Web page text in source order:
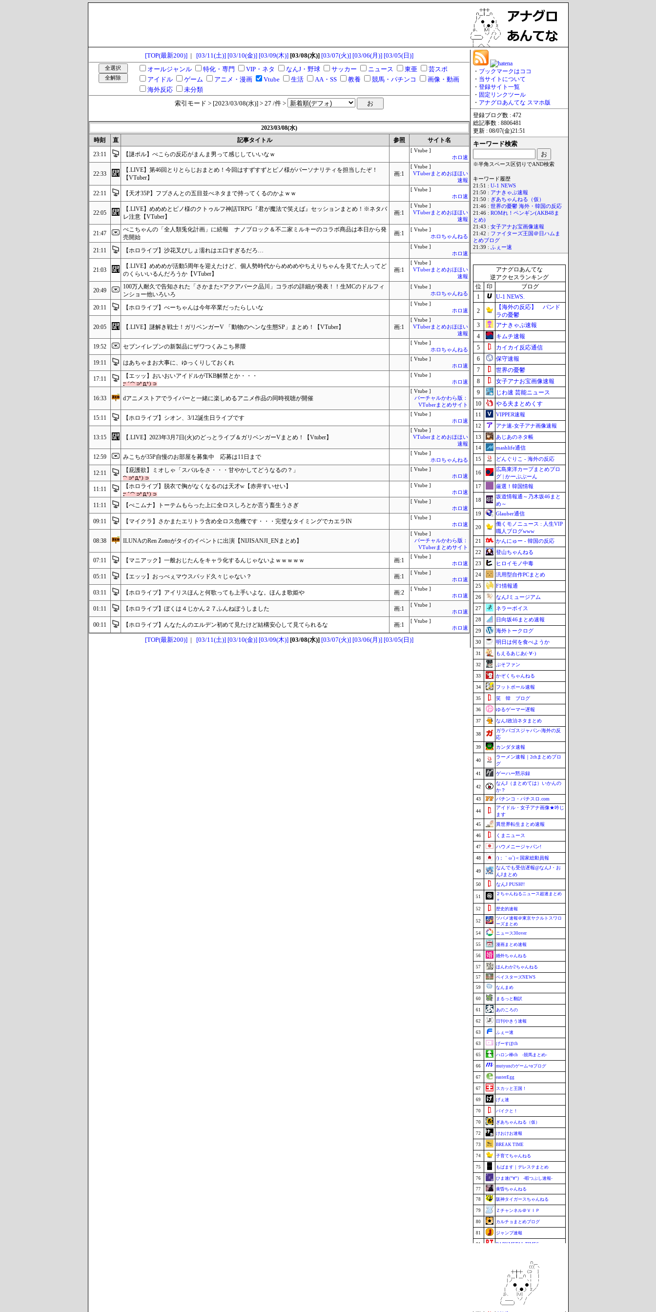
[TOP(最新200)]| [03/11(土)] [03/10(金)] [03/09(木)] [03/08(水)] [03/07(火)] [03/06(月)] [03/05(日)]
オールジャンル
特化・専門 VIP・ネタ なんJ・野球 サッカー ニュース 東亜
芸スポ
アイドル
ゲーム アニメ・漫画 Vtube 生活 AA・SS 教養 競馬・パチンコ
画像・動画
海外反応
未分類
索引モード > [2023/03/08(水)] > 27 /件 >
2023/03/08(水)
時刻
直 記事タイトル 参照 サイト名
23:11 【謎ポル】ぺこらの反応がまんま男って感じしていいなｗ
[ Vtube ]
ホロ速
22:33
【.LIVE】第46回とりとらじおまとめ！今回はすずすずとピノ様がパーソナリティを担当したぞ！
【VTuber】
画:1
[ Vtube ]
VTuberまとめおほほい
速報
22:11 【天才35P】フブさんとの五目並べネタまで持ってくるのかよｗｗ
[ Vtube ]
ホロ速
22:05
【.LIVE】めめめとピノ様のクトゥルフ神話TRPG『君が魔法で笑えば』セッションまとめ！※ネタバ
レ注意【VTuber】
画:1
[ Vtube ]
VTuberまとめおほほい
速報
21:47
ぺこちゃんの「全人類兎化計画」に続報 ナノブロック＆不二家ミルキーのコラボ商品は本日から発
売開始
画:1
[ Vtube ]
ホロちゃんねる
21:11 【ホロライブ】沙花叉びしょ濡れはエ口すぎるだろ…
[ Vtube ]
ホロ速
21:03
【.LIVE】めめめが活動5周年を迎えたけど、個人勢時代からめめめやちえりちゃんを見てた人ってど
のくらいいるんだろうか【VTuber】
画:1
[ Vtube ]
VTuberまとめおほほい
速報
20:49
100万人耐久で告知された「さかまた×アクアパーク品川」コラボの詳細が発表！！生MCのドルフィ
ンショー他いろいろ
[ Vtube ]
ホロちゃんねる
20:11 【ホロライブ】べーちゃんは今年卒業だったらしいな
[ Vtube ]
ホロ速
20:05 【.LIVE】謎解き戦士！ガリベンガーV 「動物のヘンな生態SP」まとめ！【VTuber】 画:1
[ Vtube ]
VTuberまとめおほほい
速報
19:52 セブンイレブンの新製品にザワつくみこち界隈
[ Vtube ]
ホロちゃんねる
19:11 はあちゃまお大事に、ゆっくりしておくれ
[ Vtube ]
ホロ速
17:11 【エッッ】おいおいアイドルがTKB解禁とか・・・
[ Vtube ]
ホロ速
16:33 dアニメストアでライバーと一緒に楽しめるアニメ作品の同時視聴が開催
[ Vtube ]
バーチャルかわら版：
VTuberまとめサイト
15:11 【ホロライブ】シオン、3/12誕生日ライブです
[ Vtube ]
ホロ速
13:15 【.LIVE】2023年3月7日(火)のどっとライブ＆ガリベンガーVまとめ！【Vtuber】
[ Vtube ]
VTuberまとめおほほい
速報
12:59 みこちが35P自慢のお部屋を募集中 応募は11日まで
[ Vtube ]
ホロちゃんねる
12:11 【庇護欲】ミオしゃ「スバルをさ・・・甘やかしてどうなるの？」
[ Vtube ]
ホロ速
11:11 【ホロライブ】脱衣で胸がなくなるのは天才w【赤井すいせい】
[ Vtube ]
ホロ速
11:11 【ぺこムナ】トーテムもらった上に全ロスしろとか言う畜生うさぎ
[ Vtube ]
ホロ速
09:11 【マイクラ】さかまたエリトラ含め全ロス危機です・・・完璧なタイミングでカエラIN
[ Vtube ]
ホロ速
08:38 ILUNAのRen Zottoがタイのイベントに出演【NIJISANJI_ENまとめ】
[ Vtube ]
バーチャルかわら版：
VTuberまとめサイト
07:11 【マニアック】一般おじたんをキャラ化するんじゃないよｗｗｗｗｗ 画:1
[ Vtube ]
ホロ速
05:11 【エッッ】おっぺぇマウスパッド久々じゃない？ 画:1
[ Vtube ]
ホロ速
03:11 【ホロライブ】アイリスほんと何歌っても上手いよな。ほんま歌姫や 画:2
[ Vtube ]
ホロ速
01:11 【ホロライブ】ぼくは４じかん２７ふんねぼうしました 画:1
[ Vtube ]
ホロ速
00:11 【ホロライブ】んなたんのエルデン初めて見たけど結構安心して見てられるな 画:1
[ Vtube ]
ホロ速
[TOP(最新200)]| [03/11(土)] [03/10(金)] [03/09(木)] [03/08(水)] [03/07(火)] [03/06(月)] [03/05(日)]
・ ブックマークはココ
・ 当サイトについて
・ 登録サイト一覧
・ 固定リンクツール
・ アナグロあんてな スマホ版
登録ブログ数 : 472
総記事数 : 8806481
更新 : 08/07(金)21:51
キーワード検索
※半角スペース区切りでAND検索
キーワード履歴
21:51 : U-1 NEWS
21:50 : アナきゃぷ速報
21:50 : ぎあちゃんねる（仮）
21:46 : 世界の憂鬱 海外・韓国の反応
21:46 : ROMれ！ペンギン(AKB48ま
とめ)
21:43 : 女子アナお宝画像速報
21:42 : ファイターズ王国＠日ハムま
とめブログ
21:39 : ふぇー速
アナグロあんてな
逆アクセスランキング
位
印
ブログ
1
U-1 NEWS.
2
【海外の反応】 パンド
ラの憂鬱
3
アナきゃぷ速報
4
キムチ速報
5
カイカイ反応通信
6
保守速報
7
世界の憂鬱
8
女子アナお宝画像速報
9
じわ速 芸能ニュース
10
やる夫まとめくす
11
VIPPER速報
12
アナ速‐女子アナ画像速報
13
あじあのネタ帳
14
mashlife通信
15
どんぐりこ - 海外の反応
16
広島東洋カープまとめブロ
グ | かーぷぶーん
17
厳選！韓国情報
18
坂道情報通～乃木坂46まと
め～
19
Glauber通信
20
働くモノニュース : 人生VIP
職人ブログwww
21
かんにゅー - 韓国の反応
22
登山ちゃんねる
23
ヒロイモノ中毒
24
汎用型自作PCまとめ
25
F1情報通
26
なんJミュージアム
27
ネラーボイス
28
日向坂46まとめ速報
29
海外トークログ
30
明日は何を食べようか
31 もえるあじあ(･∀･)
32 ぷそファン
33 かぞくちゃんねる
34 フットボール速報
35 笑 韓 ブログ
36 ゆるゲーマー遅報
37 なんJ政治ネタまとめ
38
ガラパゴスジャパン-海外の反
応
39
カンダタ速報
40
ラーメン速報｜2chまとめブロ
グ
41
ゲーハー黙示録
42
なんJ（まとめては）いかんの
か？
43
パチンコ・パチスロ.com
44
アイドル・女子アナ画像★吟じ
ます
45
異世界転生まとめ速報
46 くまニュース
47 ハウメニージャパン!
48 /)；｀ω´)＜国家総動員報
49
なんでも受信遅報@なんJ・お
んJまとめ
50
なんJ PUSH!!
51
２ちゃんねるニュース超速まとめ
＋
52
歴史的速報
52
ツバメ速報＠東京ヤクルトスワロ
ーズまとめ
54
ニュース30over
55 漫画まとめ速報
56 婚外ちゃんねる
57 ほんわか2ちゃんねる
57 ベイスターズNEWS
59 なんまめ
60 まるっと翻訳
61 あのころの
62 日刊やきう速報
63 ふぇー速
63 げーすぽch
65 ハロン棒ch -競馬まとめ-
66 mutyunのゲーム+αブログ
67 easterEgg
67 スカッと王国！
69 げぇ速
70 バイクと！
70 ぎあちゃんねる（仮）
72 けおけお速報
73 BREAK TIME
74 子育てちゃんねる
75 もばます｜デレステまとめ
76 ひま速(°∀°) -暇つぶし速報-
77 黄昏ちゃんねる
78 阪神タイガースちゃんねる
79 Ｚチャンネル＠ＶＩＰ
80 カルチョまとめブログ
81 ジャンプ速報
81 BABYMETAL TIMES
footballnet【サッカー5chまとめ】
もきゅ速(*´ω`*)人(´･ェ･｀)
ポーランドボール 翻訳
VTuberNews